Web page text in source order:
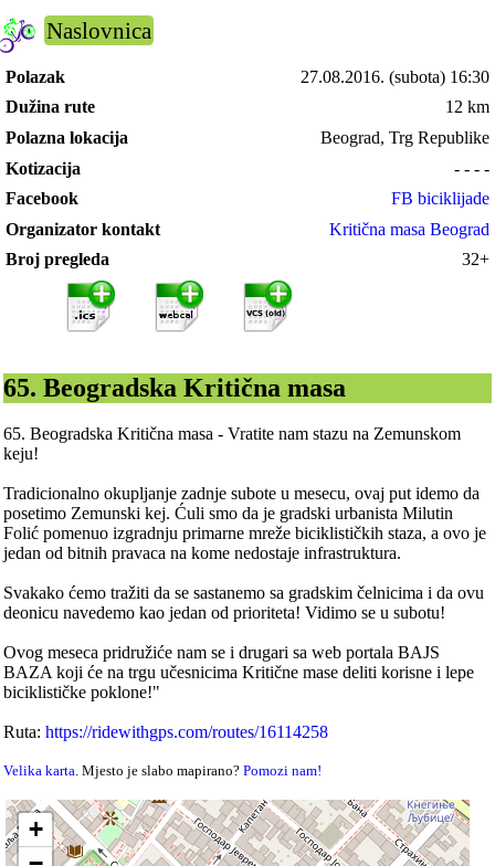
Naslovnica
Polazak 27.08.2016. (subota) 16:30
Dužina rute
12 km
Polazna lokacija
Beograd, Trg Republike
Kotizacija
- - - -
Facebook
FB biciklijade
Organizator kontakt
Kritična masa Beograd
Broj pregleda
32+
65. Beogradska Kritična masa
65. Beogradska Kritična masa - Vratite nam stazu na Zemunskom
keju!
Tradicionalno okupljanje zadnje subote u mesecu, ovaj put idemo da
posetimo Zemunski kej. Ćuli smo da je gradski urbanista Milutin
Folić pomenuo izgradnju primarne mreže biciklističkih staza, a ovo je
jedan od bitnih pravaca na kome nedostaje infrastruktura.
Svakako ćemo tražiti da se sastanemo sa gradskim čelnicima i da ovu
deonicu navedemo kao jedan od prioriteta! Vidimo se u subotu!
Ovog meseca pridružiće nam se i drugari sa web portala BAJS
BAZA koji će na trgu učesnicima Kritične mase deliti korisne i lepe
biciklističke poklone!"
Ruta:https://ridewithgps.com/routes/16114258
Velika karta. Mjesto je slabo mapirano?Pomozi nam!
+